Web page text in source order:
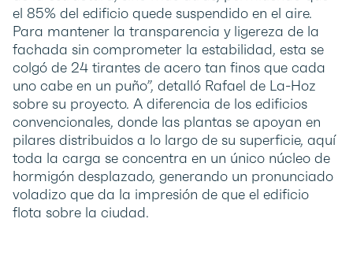
el 85% del edificio quede suspendido en el aire.
Para mantener la transparencia y ligereza de la
fachada sin comprometer la estabilidad, esta se
colgó de 24 tirantes de acero tan finos que cada
uno cabe en un puño”, detalló Rafael de La-Hoz
sobre su proyecto. A diferencia de los edificios
convencionales, donde las plantas se apoyan en
pilares distribuidos a lo largo de su superficie, aquí
toda la carga se concentra en un único núcleo de
hormigón desplazado, generando un pronunciado
voladizo que da la impresión de que el edificio
flota sobre la ciudad.